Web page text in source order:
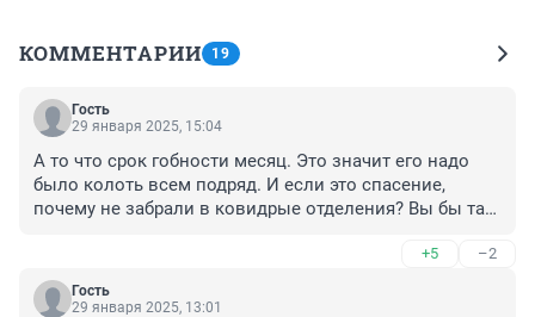
КОММЕНТАРИИ 19
Гость
29 января 2025, 15:04
А то что срок гобности месяц. Это значит его надо
было колоть всем подряд. И если это спасение,
почему не забрали в ковидрые отделения? Вы бы там
распорядились таким замечательным препаратом?
+5 –2
Гость
29 января 2025, 13:01